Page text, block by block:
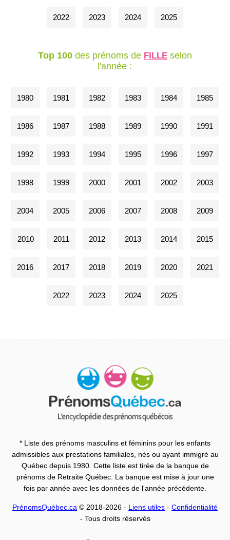
2022 2023 2024 2025
Top 100des prénoms de FILLEselon
l'année :
1980 1981 1982 1983 1984 1985
1986 1987 1988 1989 1990 1991
1992 1993 1994 1995 1996 1997
1998 1999 2000 2001 2002 2003
2004 2005 2006 2007 2008 2009
2010 2011 2012 2013 2014 2015
2016 2017 2018 2019 2020 2021
2022 2023 2024 2025
* Liste des prénoms masculins et féminins pour les enfants
admissibles aux prestations familiales, nés ou ayant immigré au
Québec depuis 1980. Cette liste est tirée de la banque de
prénoms de Retraite Québec. La banque est mise à jour une
fois par année avec les données de l'année précédente.
PrénomsQuébec.ca © 2018-2026 - Liens utiles - Confidentialité
- Tous droits réservés